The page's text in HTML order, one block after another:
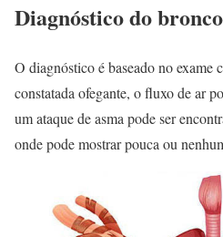
Diagnóstico do
O diagnóstico é baseado no exame
constatada ofegante, o fluxo de ar
um ataque de asma pode ser
onde pode mostrar pouca ou